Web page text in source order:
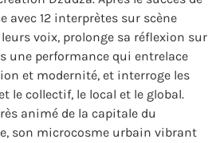
avec 12 interprètes sur scène
voix, prolonge sa réflexion sur
une performance qui entrelace
et modernité, et interroge les
le collectif, le local et le global.
animé de la capitale du
son microcosme urbain vibrant